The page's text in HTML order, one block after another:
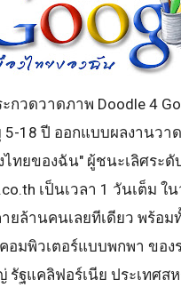
กวดวาดภาพ Doodle 4
18 ปี ออกแบบผลงานวา
ไทยของฉัน" ผู้ชนะเลิศระ
เป็นเวลา 1 วันเต็ม
ยล้านคนเลยทีเดียว พร้อ
คอมพิวเตอร์แบบพกพา ขอ
รัฐแคลิฟอร์เนีย ประเทศส